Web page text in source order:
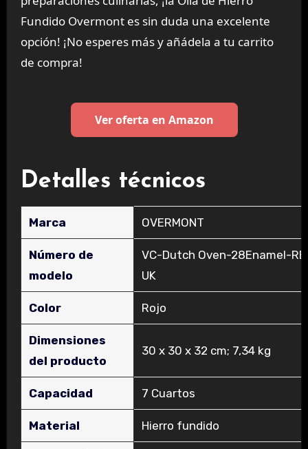
Fundido Overmont es sin duda una excelente
opción! ¡No esperes más y añádela a tu carrito
de compra!
Ver oferta en Amazon
Detalles técnicos
Marca ‎OVERMONT
Número de
modelo
‎VC-Dutch Oven-28Enamel-
UK
Color ‎Rojo
Dimensiones
del producto
‎30 x 30 x 32 cm; 7,34 kg
Capacidad ‎7 Cuartos
Material ‎Hierro fundido